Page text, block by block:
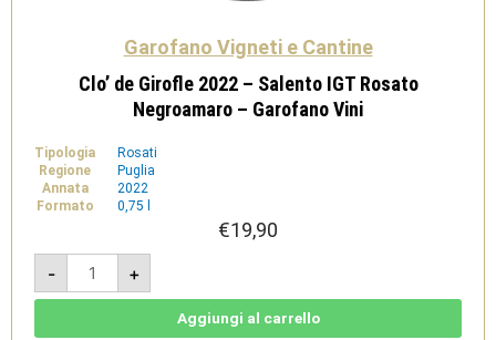
Garofano Vigneti e Cantine
Clo’ de Girofle 2022 – Salento IGT Rosato
Negroamaro – Garofano Vini
Tipologia
Rosati
Regione
Puglia
Annata
2022
Formato
0,75 l
€19,90
-
Clo'
Girofle
2022
+
Aggiungi al carrello